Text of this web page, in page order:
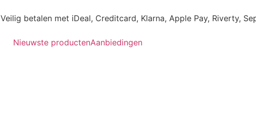
Veilig betalen met iDeal, Creditcard, Klarna, Apple Pay, Riverty,
Nieuwste productenAanbiedingen